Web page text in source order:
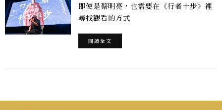
即使是蔡明亮，也需要在《行者十步》裡
尋找觀看的方式
閱讀全文